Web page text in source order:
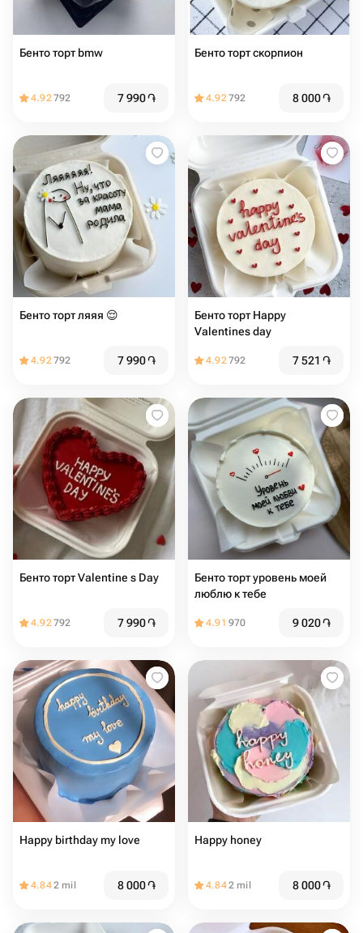
Бенто торт bmw
4.92792 7 990֏
Бенто торт скорпион
4.92792 8 000֏
Бенто торт ляяя 😌
4.92792 7 990֏
Бенто торт Happy
Valentines day
4.92792 7 521 ֏
Бенто торт Valentine s Day
4.92792 7 990֏
Бенто торт уровень моей
люблю к тебе
4.91 970 9 020֏
Happy birthday my love
4.842 mil 8 000֏
Happy honey
4.842 mil 8 000֏